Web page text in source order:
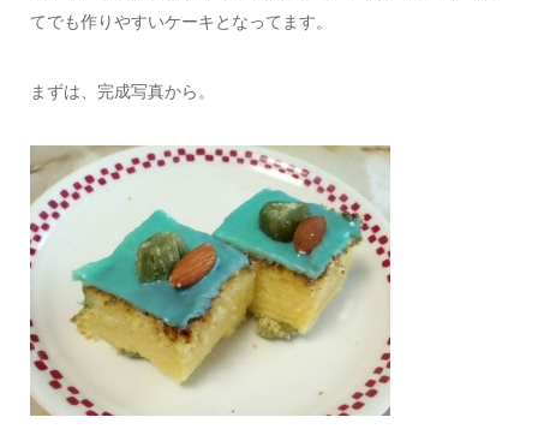
てでも作りやすいケーキとなってます。
まずは、完成写真から。